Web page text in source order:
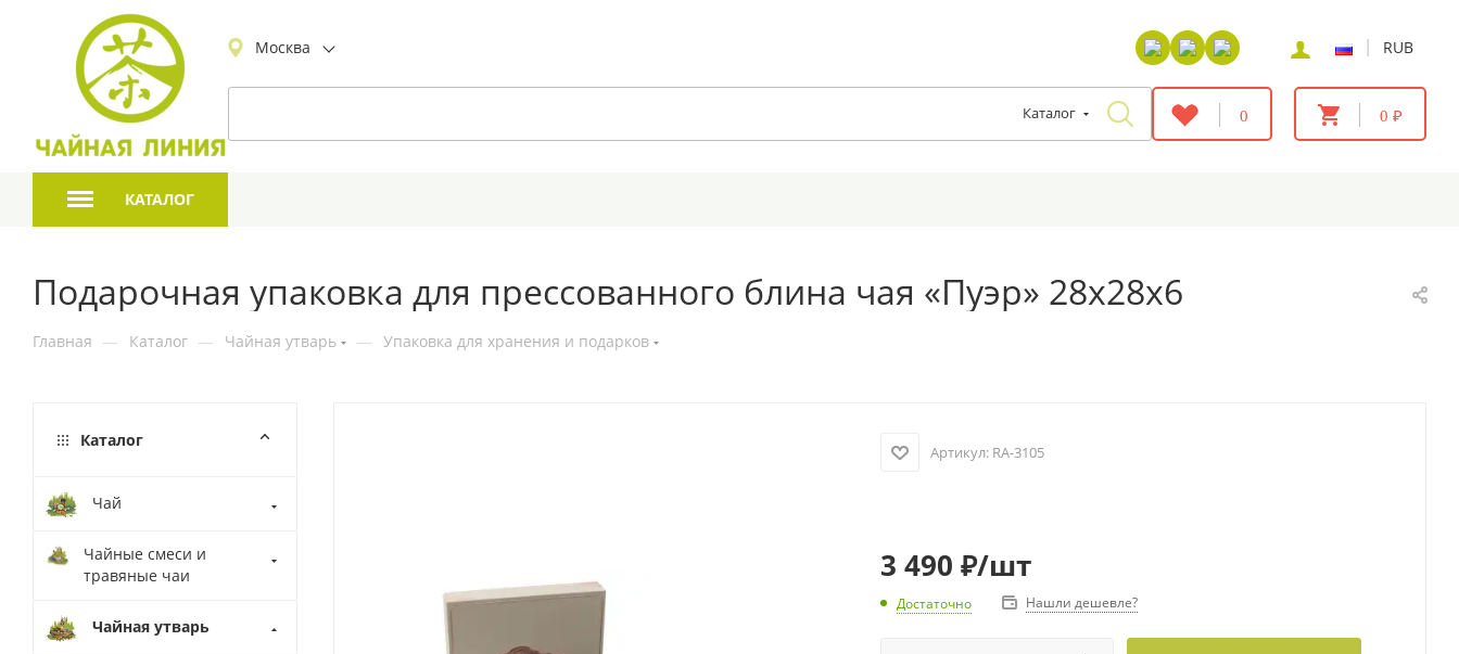
Москва | RUB
Каталог 0 0 ₽
КАТАЛОГ
Подарочная упаковка для прессованного блина чая «Пуэр» 28х28х6
Главная — Каталог — Чайная утварь — Упаковка для хранения и подарков
Артикул: RA-3105
3 490 ₽/шт
Достаточно Нашли дешевле?
Каталог
Чай
Чайные смеси и
травяные чаи
Чайная утварь